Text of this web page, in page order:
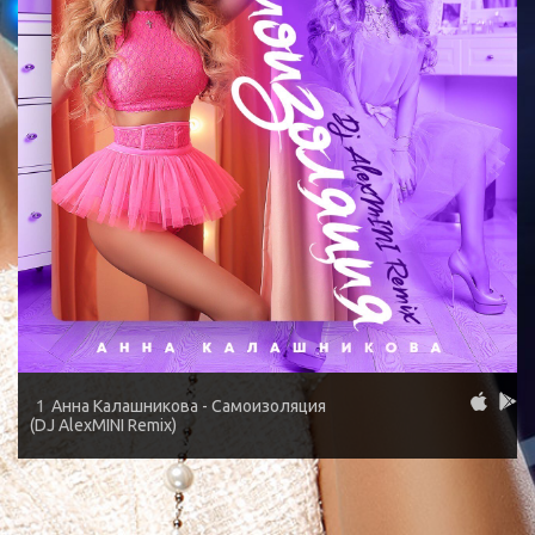
1 Анна Калашникова - Самоизоляция
(DJ AlexMINI Remix)